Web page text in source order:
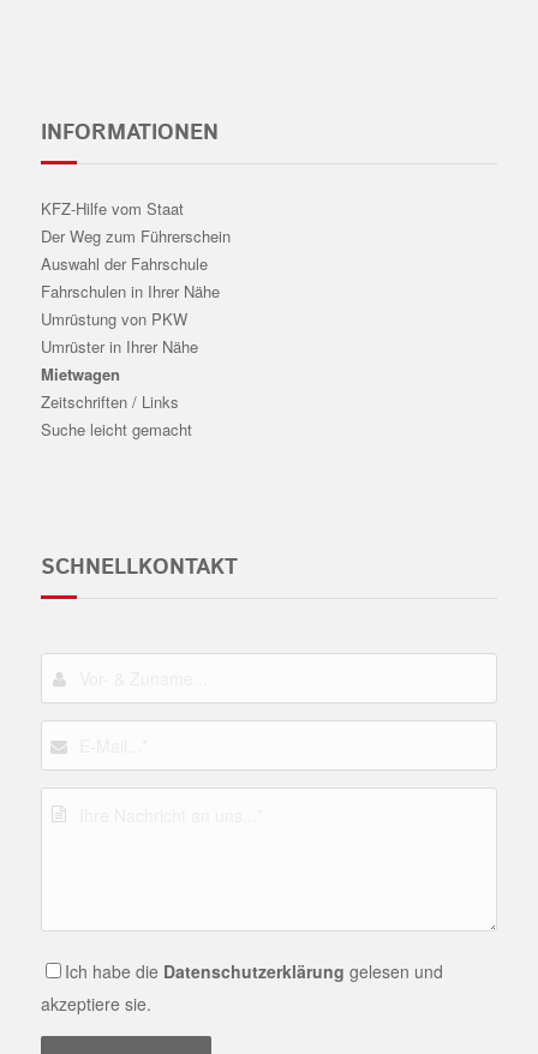
INFORMATIONEN
KFZ-Hilfe vom Staat
Der Weg zum Führerschein
Auswahl der Fahrschule
Fahrschulen in Ihrer Nähe
Umrüstung von PKW
Umrüster in Ihrer Nähe
Mietwagen
Zeitschriften / Links
Suche leicht gemacht
SCHNELLKONTAKT
Ich habe die Datenschutzerklärung gelesen und
akzeptiere sie.